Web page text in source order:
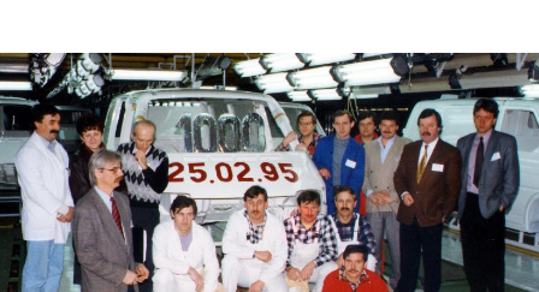
Zrównoważony rozwój